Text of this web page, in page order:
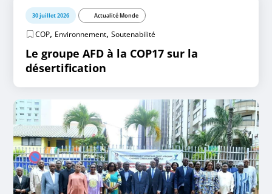
30 juillet 2026 Actualité Monde
COP, Environnement,Soutenabilité
Le groupe AFD à la COP17 sur la
désertification